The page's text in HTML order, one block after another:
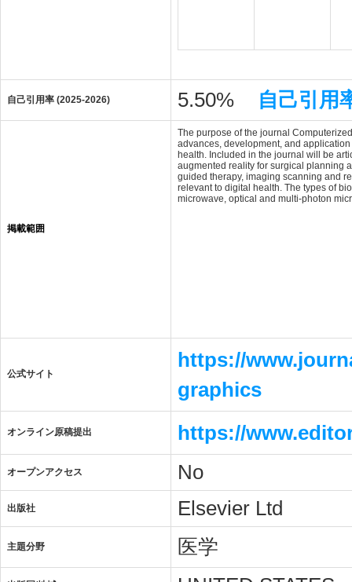
自己引用率 (2025-2026) 5.50% 自己引用
掲載範囲
The purpose of the journal
advances, development, and
health. Included in the journal will be
augmented reality for surgical planning
guided therapy, imaging scanning and
relevant to digital health. The types of
microwave, optical and multi-photon
公式サイト
https://
graphics
オンライン原稿提出 https://
オープンアクセス No
出版社 Elsevier Ltd
主題分野 医学